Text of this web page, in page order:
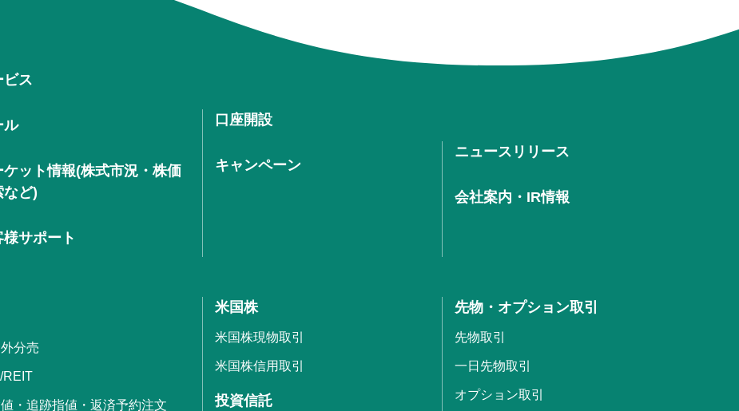
ビス
ル
ケット情報(株式市況・株価
など)
様サポート
口座開設
キャンペーン
ニュースリリース
会社案内・IR情報
分売
REIT
・追跡指値・返済予約注文
米国株
米国株現物取引
米国株信用取引
投資信託
先物・オプション取引
先物取引
一日先物取引
オプション取引